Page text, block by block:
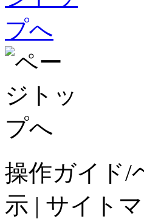
操作ガイド/
示 | サイト